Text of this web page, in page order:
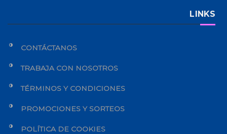
LINKS
CONTÁCTANOS
TRABAJA CON NOSOTROS
TÉRMINOS Y CONDICIONES
PROMOCIONES Y SORTEOS
POLÍTICA DE COOKIES